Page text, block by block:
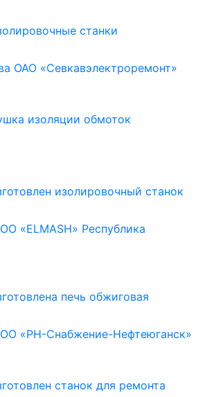
станки
ОАО «Севкавэлектроремонт»
изоляции обмоток
изолировочный станок
«ELMASH» Республика
печь обжиговая
«РН-Снабжение-Нефтеюганск»
станок для ремонта